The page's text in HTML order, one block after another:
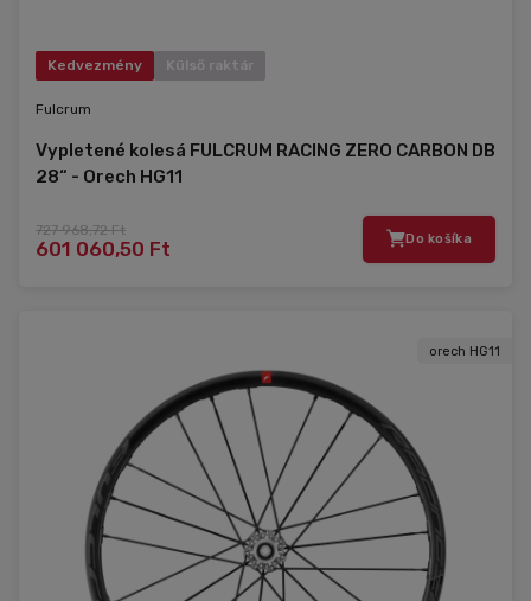
Kedvezmény Külső raktár
Fulcrum
Vypletené kolesá FULCRUM RACING ZERO CARBON DB
28“ - Orech HG11
727 968,72 Ft
601 060,50 Ft Do košíka
orech HG11